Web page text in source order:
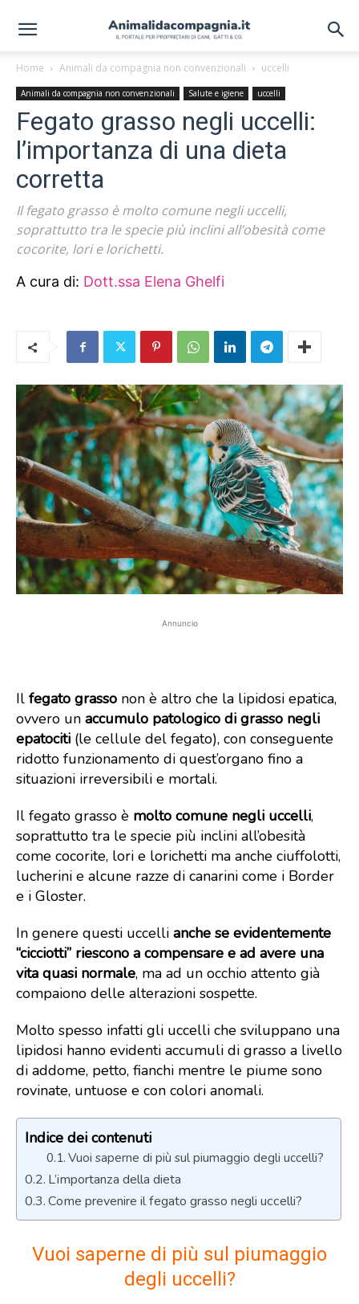
Home Animali da compagnia non convenzionali uccelli
Animali da compagnia non convenzionali Salute e igiene uccelli
Fegato grasso negli uccelli:
l’importanza di una dieta
corretta
Il fegato grasso è molto comune negli uccelli,
soprattutto tra le specie più inclini all’obesità come
cocorite, lori e lorichetti.
A cura di: Dott.ssa Elena Ghelfi
Annuncio
Il fegato grasso non è altro che la lipidosi epatica,
ovvero un accumulo patologico di grasso negli
epatociti (le cellule del fegato), con conseguente
ridotto funzionamento di quest’organo fino a
situazioni irreversibili e mortali.
Il fegato grasso è molto comune negli uccelli,
soprattutto tra le specie più inclini all’obesità
come cocorite, lori e lorichetti ma anche ciuffolotti,
lucherini e alcune razze di canarini come i Border
e i Gloster.
In genere questi uccelli anche se evidentemente
“cicciotti” riescono a compensare e ad avere una
vita quasi normale, ma ad un occhio attento già
compaiono delle alterazioni sospette.
Molto spesso infatti gli uccelli che sviluppano una
lipidosi hanno evidenti accumuli di grasso a livello
di addome, petto, fianchi mentre le piume sono
rovinate, untuose e con colori anomali.
Indice dei contenuti
Vuoi saperne di più sul piumaggio degli uccelli?
L’importanza della dieta
Come prevenire il fegato grasso negli uccelli?
Vuoi saperne di più sul piumaggio
degli uccelli?